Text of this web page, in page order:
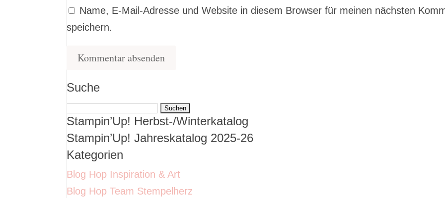
Name, E-Mail-Adresse und Website in diesem Browser für meinen nächsten
speichern.
Suche
Suchen
nach:
Stampin’Up! Herbst-/Winterkatalog
Stampin’Up! Jahreskatalog 2025-26
Kategorien
Blog Hop Inspiration & Art
Blog Hop Team Stempelherz